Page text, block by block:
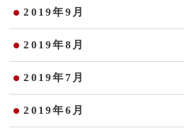
2019年9月
2019年8月
2019年7月
2019年6月